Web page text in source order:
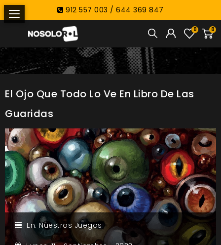
912 557 003 / 644 369 847
0
0
El Ojo Que Todo Lo Ve En Libro De Las
Guaridas
En: Nuestros Juegos